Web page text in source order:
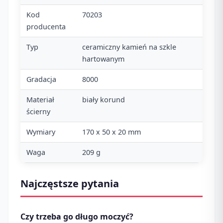
Kod
producenta
70203
Typ
ceramiczny kamień na szkle
hartowanym
Gradacja 8000
Materiał
ścierny
biały korund
Wymiary 170 x 50 x 20 mm
Waga 209 g
Najczęstsze pytania
Czy trzeba go długo moczyć?